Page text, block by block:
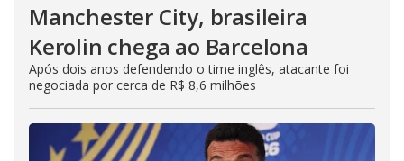
Manchester City, brasileira
Kerolin chega ao Barcelona
Após dois anos defendendo o time inglês, atacante foi
negociada por cerca de R$ 8,6 milhões